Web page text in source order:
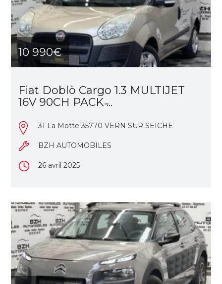
10 990€
Fiat Doblò Cargo 1.3 MULTIJET
16V 90CH PACK ̵...
31 La Motte 35770 VERN SUR SEICHE
BZH AUTOMOBILES
26 avril 2025